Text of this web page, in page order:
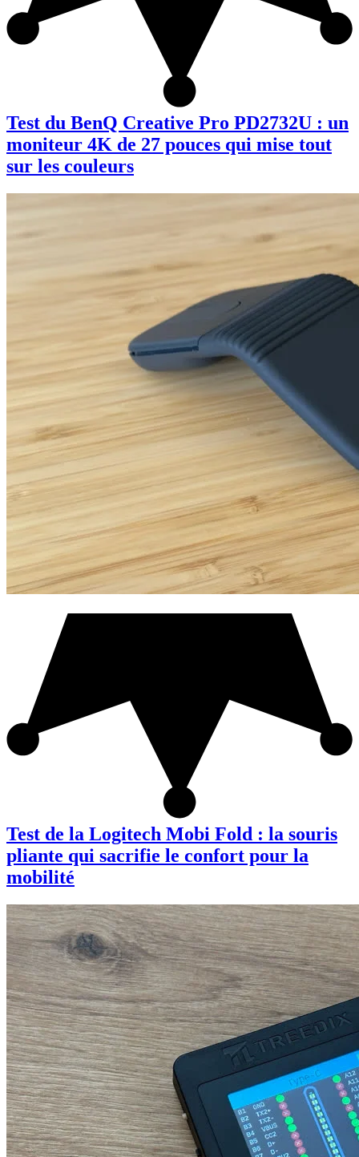
Test du BenQ Creative Pro PD2732U : un
moniteur 4K de 27 pouces qui mise tout
sur les couleurs
Test de la Logitech Mobi Fold : la souris
pliante qui sacrifie le confort pour la
mobilité